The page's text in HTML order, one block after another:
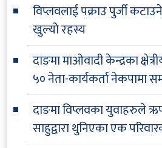
विप्लवलाई पक्राउ पुर्जी
खुल्यो रहस्य
दाङमा माओवादी केन्द्रका
५० नेता-कार्यकर्ता नेकपामा
दाङमा विप्लवका युवाहरुले
साहुद्वारा थुनिएका एक